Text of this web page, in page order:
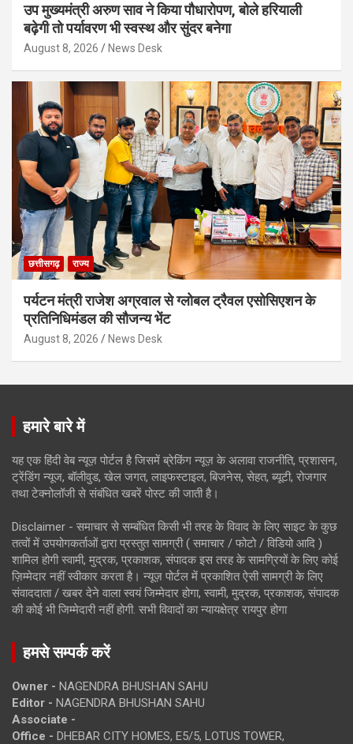
उप मुख्यमंत्री अरुण साव ने किया पौधारोपण, बोले हरियाली
बढ़ेगी तो पर्यावरण भी स्वस्थ और सुंदर बनेगा
August 8, 2026 News Desk
छत्तीसगढ़ राज्य
पर्यटन मंत्री राजेश अग्रवाल से ग्लोबल ट्रैवल एसोसिएशन के
प्रतिनिधिमंडल की सौजन्य भेंट
August 8, 2026 News Desk
हमारे बारे में
यह एक हिंदी वेब न्यूज़ पोर्टल है जिसमें ब्रेकिंग न्यूज़ के अलावा राजनीति, प्रशासन,
ट्रेंडिंग न्यूज, बॉलीवुड, खेल जगत, लाइफस्टाइल, बिजनेस, सेहत, ब्यूटी, रोजगार
तथा टेक्नोलॉजी से संबंधित खबरें पोस्ट की जाती है।
Disclaimer - समाचार से सम्बंधित किसी भी तरह के विवाद के लिए साइट के कुछ
तत्वों में उपयोगकर्ताओं द्वारा प्रस्तुत सामग्री ( समाचार / फोटो / विडियो आदि )
शामिल होगी स्वामी, मुद्रक, प्रकाशक, संपादक इस तरह के सामग्रियों के लिए कोई
ज़िम्मेदार नहीं स्वीकार करता है। न्यूज़ पोर्टल में प्रकाशित ऐसी सामग्री के लिए
संवाददाता / खबर देने वाला स्वयं जिम्मेदार होगा, स्वामी, मुद्रक, प्रकाशक, संपादक
की कोई भी जिम्मेदारी नहीं होगी. सभी विवादों का न्यायक्षेत्र रायपुर होगा
हमसे सम्पर्क करें
Owner - NAGENDRA BHUSHAN SAHU
Editor - NAGENDRA BHUSHAN SAHU
Associate -
Office - DHEBAR CITY HOMES, E5/5, LOTUS TOWER,